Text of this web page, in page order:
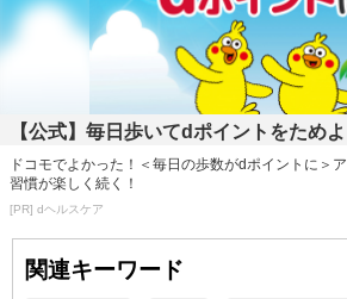
■その他共通および商品カテゴリー別注意
さい）
【公式】毎日歩いてdポイントをためよ
ドコモでよかった！＜毎日の歩数がdポイントに＞
習慣が楽しく続く！
[PR] dヘルスケア
関連キーワード